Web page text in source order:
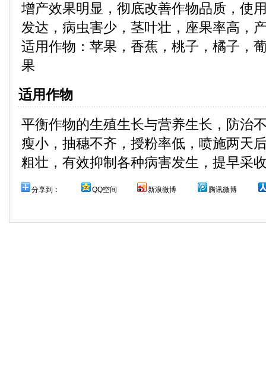
增产效果明显，彻底改善作物品质，使
发达，病虫害少，茎叶壮，座果率高，
适用作物：苹果，香蕉，桃子，橘子，
果
适用作物
平衡作物的生殖生长与营养生长，防治
瘦小，抽穗不齐，授粉率低，喷施两天
粗壮，有效抑制各种病害发生，提早采
分享到： QQ空间 新浪微博 腾讯微博